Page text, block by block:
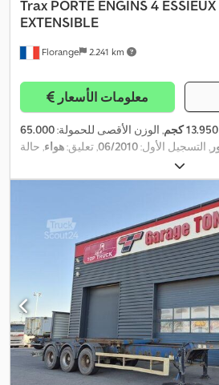
Florange 2.241 km
Trax PORTE ENGINS 4 ESSIEUX
EXTENSIBLE
معلومات الأسعار
13.950 كجم , الوزن الأقصى للحمولة:65.000
, التسجيل الأول:06/2010 , تعليق:هواء , حالة